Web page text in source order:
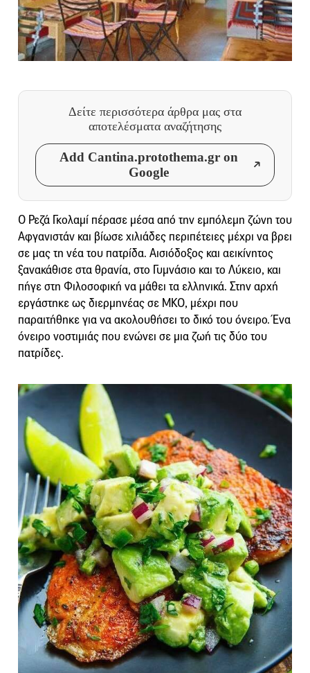
Δείτε περισσότερα άρθρα μας στα
αποτελέσματα αναζήτησης
Add Cantina.protothema.gr on
Google
Ο Ρεζά Γκολαμί πέρασε μέσα από την εμπόλεμη ζώνη του
Αφγανιστάν και βίωσε χιλιάδες περιπέτειες μέχρι να βρει
σε μας τη νέα του πατρίδα. Αισιόδοξος και αεικίνητος
ξανακάθισε στα θρανία, στο Γυμνάσιο και το Λύκειο, και
πήγε στη Φιλοσοφική να μάθει τα ελληνικά. Στην αρχή
εργάστηκε ως διερμηνέας σε ΜΚΟ, μέχρι που
παραιτήθηκε για να ακολουθήσει το δικό του όνειρο. Ένα
όνειρο νοστιμιάς που ενώνει σε μια ζωή τις δύο του
πατρίδες.